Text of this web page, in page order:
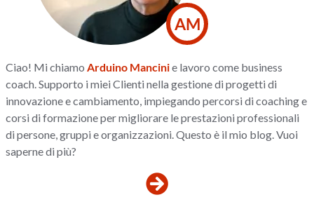
AM
Ciao! Mi chiamo Arduino Mancinie lavoro come business
coach. Supporto i miei Clienti nella gestione di progetti di
innovazione e cambiamento, impiegando percorsi di coaching e
corsi di formazione per migliorare le prestazioni professionali
di persone, gruppi e organizzazioni. Questo è il mio blog. Vuoi
saperne di più?